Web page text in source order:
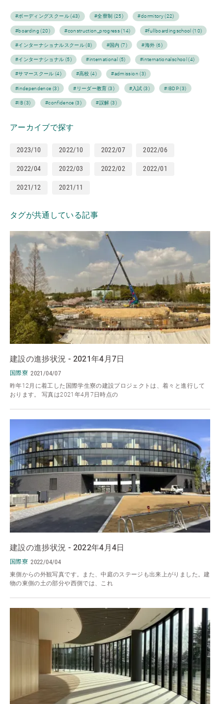
#ボーディングスクール (43) #全寮制 (25) #dormitory (22)
#boarding (20) #construction_progress (14) #fullboardingschool (10)
#インターナショナルスクール (8) #国内 (7) #海外 (6)
#インターナショナル (5) #international (5) #internationalschool (4)
#サマースクール (4) #高校 (4) #admission (3)
#independence (3) #リーダー教育 (3) #入試 (3) #IBDP (3)
#IB (3) #confidence (3) #誤解 (3)
アーカイブで探す
2023/10 2022/10 2022/07 2022/06
2022/04 2022/03 2022/02 2022/01
2021/12 2021/11
タグが共通している記事
建設の進捗状況 - 2021年4月7日
国際寮 2021/04/07
昨年12月に着工した国際学生寮の建設プロジェクトは、着々と進行して
おります。 写真は2021年4月7日時点の
建設の進捗状況 - 2022年4月4日
国際寮 2022/04/04
東側からの外観写真です。また、中庭のステージも出来上がりました。建
物の東側の土の部分や西側では、これ